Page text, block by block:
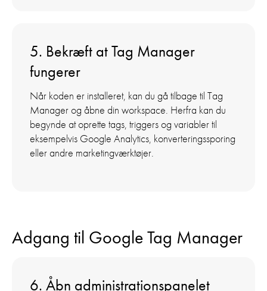
5. Bekræft at Tag Manager
fungerer
Når koden er installeret, kan du gå tilbage til Tag
Manager og åbne din workspace. Herfra kan du
begynde at oprette tags, triggers og variabler til
eksempelvis Google Analytics, konverteringssporing
eller andre marketingværktøjer.
Adgang til Google Tag Manager
6. Åbn administrationspanelet